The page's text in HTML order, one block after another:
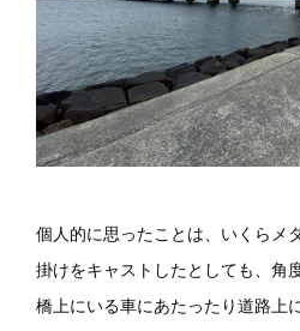
個人的に思ったことは、いくらメ
掛けをキャストしたとしても、角
橋上にいる車にあたったり道路上